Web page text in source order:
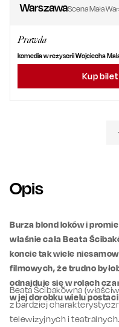
WarszawaScena Mała
Prawda
komedia w reżyserii Wojciecha
Kup bilet
Opis
Burza blond loków i
właśnie cała Beata
koncie tak wiele
filmowych, że trudno
odnajduje się w rolach
w jej dorobku wielu
Beata Ścibakówna
z bardziej
telewizyjnych i